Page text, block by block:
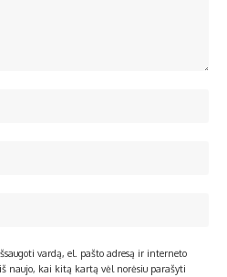
vardą, el. pašto adresą ir interneto
naujo, kai kitą kartą vėl norėsiu parašyti